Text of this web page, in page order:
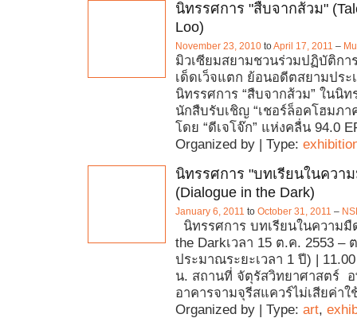
นิทรรศการ "สืบจากส้วม"
Loo)
November 23, 2010 toApril 17, 2011 –
มิวเซียมสยามชวนร่วมปฏิบัติกา
เด็ดเว็จแตก ย้อนอดีตสยามประ
นิทรรศการ “สืบจากส้วม” ในนิ
นักสืบรับเชิญ “เชอร์ล็อคโฮมภา
โดย “ดีเจโจ๊ก” แห่งคลื่น 94.0
Organized by | Type:
นิทรรศการ "บทเรียนในควา
(Dialogue in the Dark)
January 6, 2011 to October 31, 2011 –
นิทรรศการ บทเรียนในความมื
the Darkเวลา 15 ต.ค. 2553 –
ประมาณระยะเวลา 1 ปี) |
น. สถานที่ จัตุรัสวิทยาศาสตร์
อาคารจามจุรีสแควร์ไม่เสียค่าใ
Organized by | Type: art,